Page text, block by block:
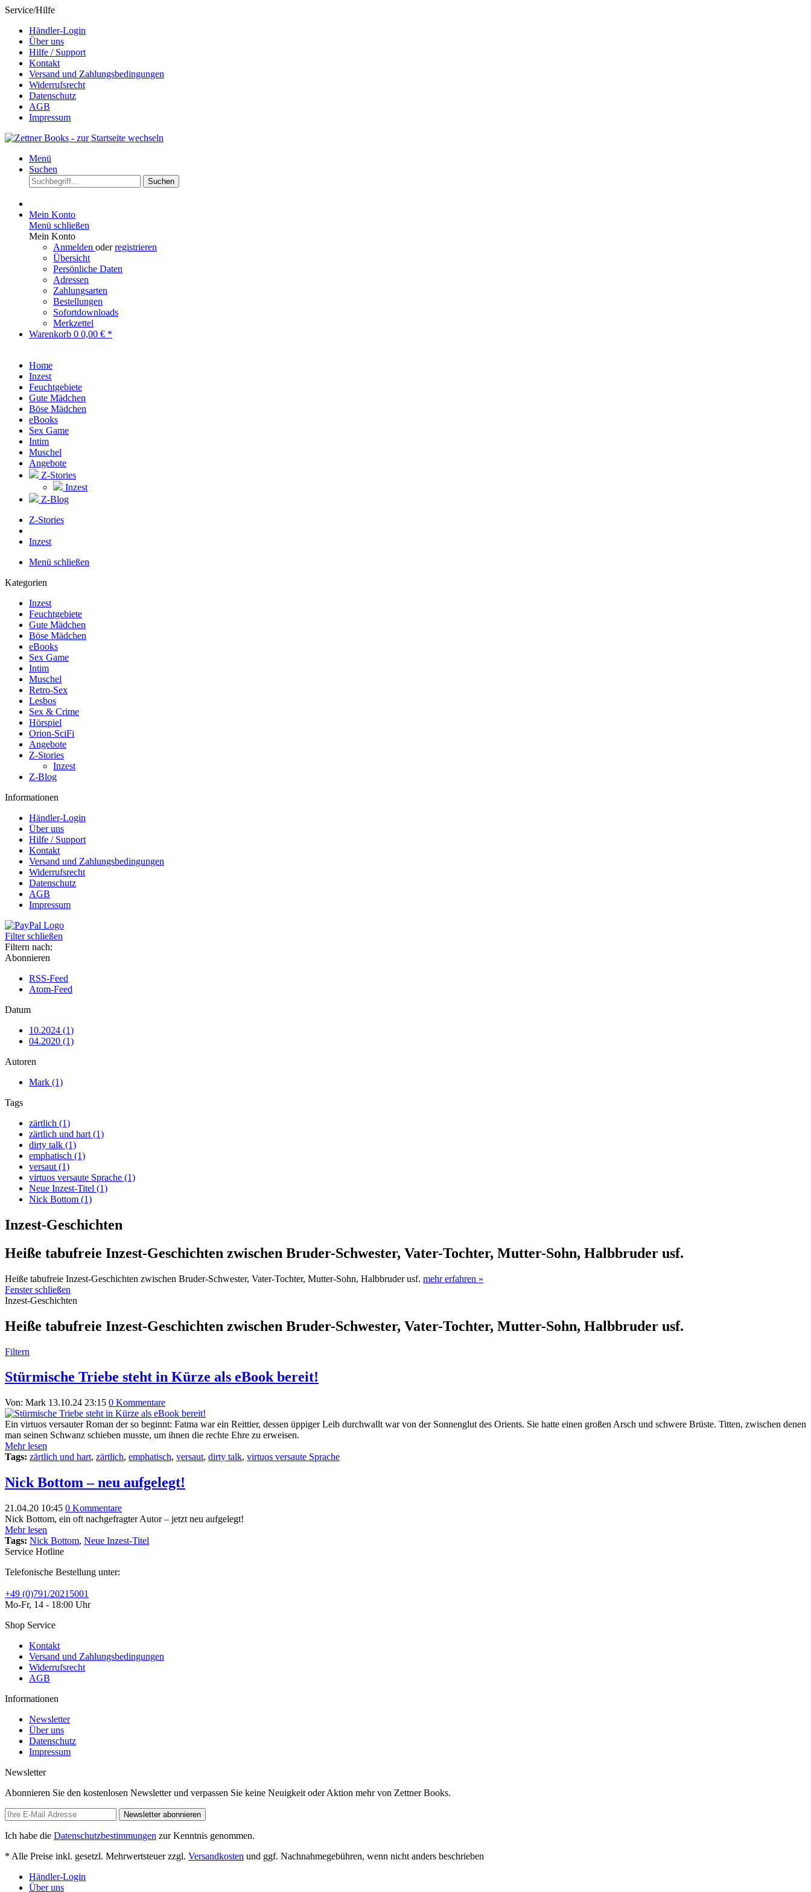
Service/Hilfe
Händler-Login
Über uns
Hilfe / Support
Kontakt
Versand und Zahlungsbedingungen
Widerrufsrecht
Datenschutz
AGB
Impressum
Menü
Suchen
Suchen
Mein Konto
Menü schließen
Mein Konto
Anmelden oderregistrieren
Übersicht
Persönliche Daten
Adressen
Zahlungsarten
Bestellungen
Sofortdownloads
Merkzettel
Warenkorb 0 0,00 € *
Home
Inzest
Feuchtgebiete
Gute Mädchen
Böse Mädchen
eBooks
Sex Game
Intim
Muschel
Angebote
Z-Stories
Inzest
Z-Blog
Z-Stories
Inzest
Menü schließen
Kategorien
Inzest
Feuchtgebiete
Gute Mädchen
Böse Mädchen
eBooks
Sex Game
Intim
Muschel
Retro-Sex
Lesbos
Sex & Crime
Hörspiel
Orion-SciFi
Angebote
Z-Stories
Inzest
Z-Blog
Informationen
Händler-Login
Über uns
Hilfe / Support
Kontakt
Versand und Zahlungsbedingungen
Widerrufsrecht
Datenschutz
AGB
Impressum
Filter schließen
Filtern nach:
Abonnieren
RSS-Feed
Atom-Feed
Datum
10.2024 (1)
04.2020 (1)
Autoren
Mark (1)
Tags
zärtlich (1)
zärtlich und hart (1)
dirty talk (1)
emphatisch (1)
versaut (1)
virtuos versaute Sprache (1)
Neue Inzest-Titel (1)
Nick Bottom (1)
Inzest-Geschichten
Heiße tabufreie Inzest-Geschichten zwischen Bruder-Schwester, Vater-Tochter, Mutter-Sohn, Halbbruder usf.
Heiße tabufreie Inzest-Geschichten zwischen Bruder-Schwester, Vater-Tochter, Mutter-Sohn, Halbbruder usf. mehr erfahren »
Fenster schließen
Inzest-Geschichten
Heiße tabufreie Inzest-Geschichten zwischen Bruder-Schwester, Vater-Tochter, Mutter-Sohn, Halbbruder usf.
Filtern
Stürmische Triebe steht in Kürze als eBook bereit!
Von: Mark 13.10.24 23:15 0 Kommentare
Ein virtuos versauter Roman der so beginnt: Fatma war ein Reittier, dessen üppiger Leib durchwallt war von der Sonnenglut des Orients. Sie hatte einen großen Arsch und schwere Brüste. Titten, zwischen denen
man seinen Schwanz schieben musste, um ihnen die rechte Ehre zu erweisen.
Mehr lesen
Tags: zärtlich und hart, zärtlich, emphatisch, versaut, dirty talk, virtuos versaute Sprache
Nick Bottom – neu aufgelegt!
21.04.20 10:45 0 Kommentare
Nick Bottom, ein oft nachgefragter Autor – jetzt neu aufgelegt!
Mehr lesen
Tags: Nick Bottom, Neue Inzest-Titel
Service Hotline
Telefonische Bestellung unter:
+49 (0)791/20215001
Mo-Fr, 14 - 18:00 Uhr
Shop Service
Kontakt
Versand und Zahlungsbedingungen
Widerrufsrecht
AGB
Informationen
Newsletter
Über uns
Datenschutz
Impressum
Newsletter
Abonnieren Sie den kostenlosen Newsletter und verpassen Sie keine Neuigkeit oder Aktion mehr von Zettner Books.
Newsletter abonnieren
Ich habe die Datenschutzbestimmungen zur Kenntnis genommen.
* Alle Preise inkl. gesetzl. Mehrwertsteuer zzgl. Versandkosten und ggf. Nachnahmegebühren, wenn nicht anders beschrieben
Händler-Login
Über uns